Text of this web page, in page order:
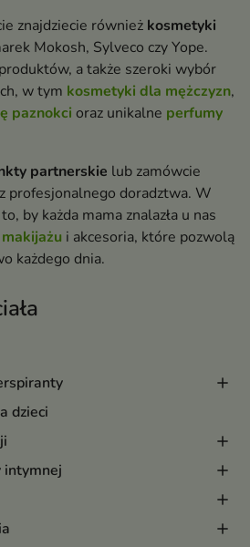
dzieci
intymnej
znajdziecie również kosmetyki
Mokosh, Sylveco czy Yope.
a także szeroki wybór
w tym kosmetyki dla mężczyzn,
paznokci oraz unikalne perfumy
partnerskie lub zamówcie
profesjonalnego doradztwa. W
by każda mama znalazła u nas
i akcesoria, które pozwolą
każdego dnia.